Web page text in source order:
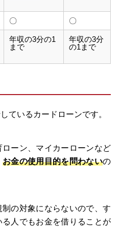
〇 〇
年収の3分の1
まで
年収の3分
の1まで
ているカードローンです。
ーン、マイカーローンなど
お金の使用目的を問わないの
の対象にならないので、す
人でもお金を借りることが